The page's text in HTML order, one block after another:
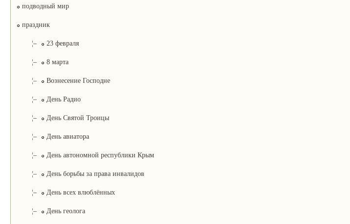
подводный мир
праздник
¦– 23 февраля
¦– 8 марта
¦– Вознесение Господне
¦– День Радио
¦– День Святой Троицы
¦– День авиатора
¦– День автономной республики Крым
¦– День борьбы за права инвалидов
¦– День всех влюблённых
¦– День геолога